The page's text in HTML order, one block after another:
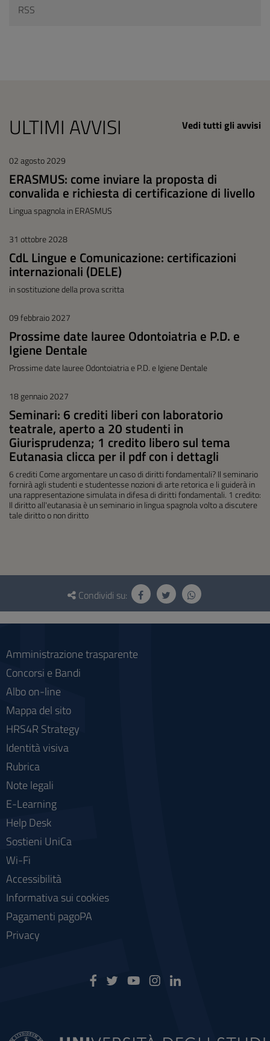
RSS
ULTIMI AVVISI Vedi tutti gli avvisi
02 agosto 2029
ERASMUS: come inviare la proposta di
convalida e richiesta di certificazione di livello
Lingua spagnola in ERASMUS
31 ottobre 2028
CdL Lingue e Comunicazione: certificazioni
internazionali (DELE)
in sostituzione della prova scritta
09 febbraio 2027
Prossime date lauree Odontoiatria e P.D. e
Igiene Dentale
Prossime date lauree Odontoiatria e P.D. e Igiene Dentale
18 gennaio 2027
Seminari: 6 crediti liberi con laboratorio
teatrale, aperto a 20 studenti in
Giurisprudenza; 1 credito libero sul tema
Eutanasia clicca per il pdf con i dettagli
6 crediti Come argomentare un caso di diritti fondamentali? Il seminario
fornirà agli studenti e studentesse nozioni di arte retorica e li guiderà in
una rappresentazione simulata in difesa di diritti fondamentali. 1 credito:
Il diritto all'eutanasia è un seminario in lingua spagnola volto a discutere
tale diritto o non diritto
Questionario
social
Condividi su:
Amministrazione trasparente
Concorsi e Bandi
Albo on-line
Mappa del sito
HRS4R Strategy
Identità visiva
Rubrica
Note legali
E-Learning
Help Desk
Sostieni UniCa
Wi-Fi
Accessibilità
Informativa sui cookies
Pagamenti pagoPA
Privacy